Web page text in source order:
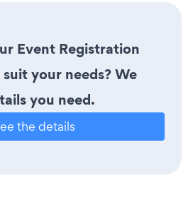
Event Registration
your needs? We
you need.
the details